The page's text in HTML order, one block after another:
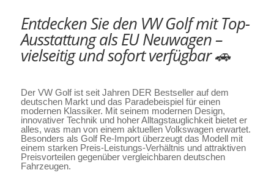
Entdecken Sie den VW Golf mit Top-
Ausstattung als EU Neuwagen –
vielseitig und sofort verfügbar 🚗
Der VW Golf ist seit Jahren DER Bestseller auf dem
deutschen Markt und das Paradebeispiel für einen
modernen Klassiker. Mit seinem modernen Design,
innovativer Technik und hoher Alltagstauglichkeit bietet er
alles, was man von einem aktuellen Volkswagen erwartet.
Besonders als Golf Re-Import überzeugt das Modell mit
einem starken Preis-Leistungs-Verhältnis und attraktiven
Preisvorteilen gegenüber vergleichbaren deutschen
Fahrzeugen.